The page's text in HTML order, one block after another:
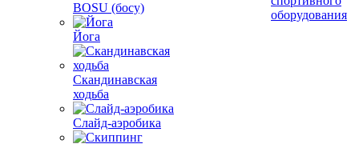
BOSU (босу)
Йога
Скандинавская
ходьба
Слайд-аэробика
оборудования